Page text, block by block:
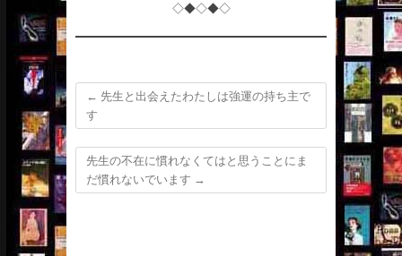
◇◆◇◆◇
← 先生と出会えたわたしは強運の持ち主で
す
先生の不在に慣れなくてはと思うことにま
だ慣れないでいます →